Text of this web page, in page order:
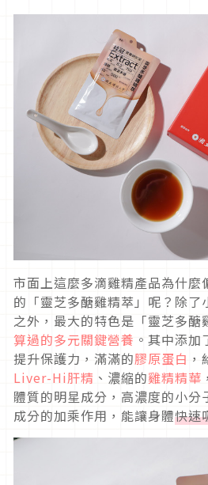
市面上這麼多滴雞精產品為什麼
的「靈芝多醣雞精萃」呢？除了
之外，最大的特色是「靈芝多醣
算過的多元關鍵營養 。其中添加
提升保護力，滿滿的膠原蛋白
Liver-Hi肝精 、濃縮的雞精精華
體質的明星成分，高濃度的小分
成分的加乘作用，能讓身體快速